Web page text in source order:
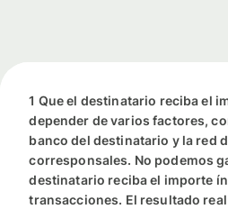
1 Que el destinatario reciba el
depender de varios factores,
banco del destinatario y la red
corresponsales. No podemos
destinatario reciba el importe
transacciones. El resultado